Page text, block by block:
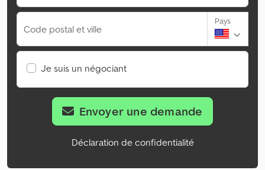
Code postal et ville
Pays
Je suis un négociant
Envoyer une demande
Déclaration de confidentialité